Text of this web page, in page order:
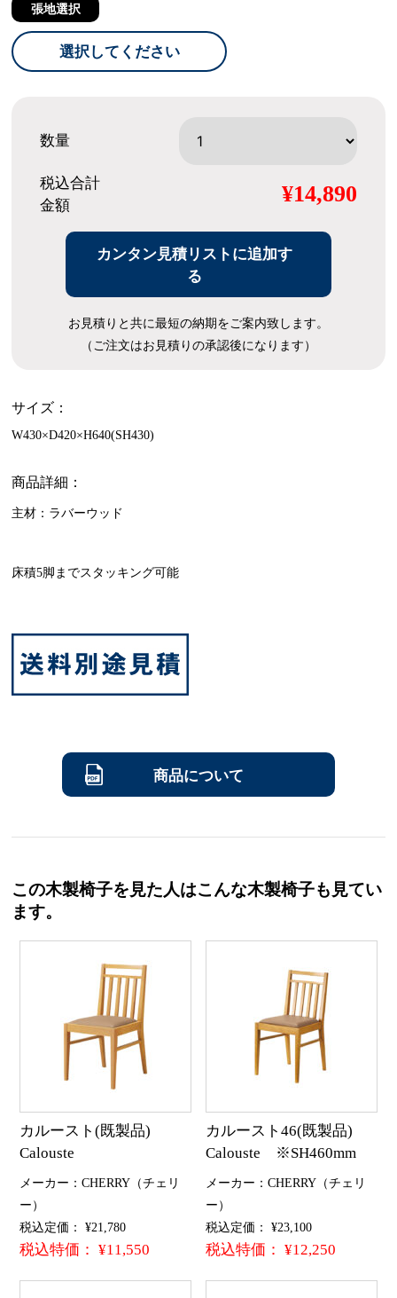
張地選択
選択してください
数量
税込合計
金額
¥14,890
カンタン見積リストに追加す
る
お見積りと共に最短の納期をご案内致します。
（ご注文はお見積りの承認後になります）
サイズ：
W430×D420×H640(SH430)
商品詳細：
主材：ラバーウッド
床積5脚までスタッキング可能
商品について
この木製椅子を見た人はこんな木製椅子も見てい
ます。
カルースト(既製品)
Calouste
メーカー：CHERRY（チェリ
ー）
税込定価： ¥21,780
税込特価： ¥11,550
カルースト46(既製品)
Calouste ※SH460mm
メーカー：CHERRY（チェリ
ー）
税込定価： ¥23,100
税込特価： ¥12,250